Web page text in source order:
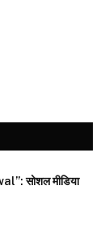
सोशल मीडिया